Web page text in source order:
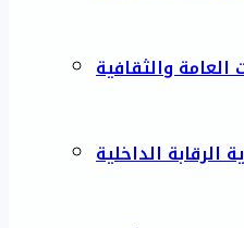
والثقافية
الرقابة الداخلية